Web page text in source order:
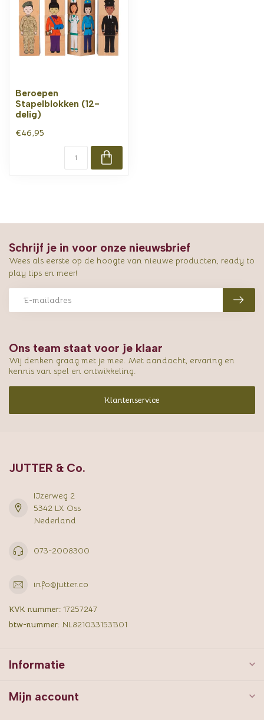
Beroepen
Stapelblokken (12-
delig)
€46,95
Ons team staat voor je klaar
Wij denken graag met je mee. Met aandacht, ervaring en
kennis van spel en ontwikkeling.
Klantenservice
Schrijf je in voor onze nieuwsbrief
Wees als eerste op de hoogte van nieuwe producten, ready to
play tips en meer!
JUTTER & Co.
IJzerweg 2
5342 LX Oss
Nederland
073-2008300
info@jutter.co
KVK nummer: 17257247
btw-nummer: NL821033153B01
Informatie
Mijn account